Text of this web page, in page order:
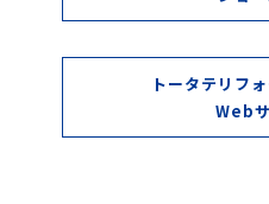
トータテリフ
Web